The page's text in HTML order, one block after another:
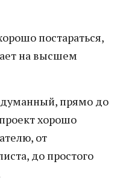
постараться,
на высшем
прямо до
хорошо
от
до простого